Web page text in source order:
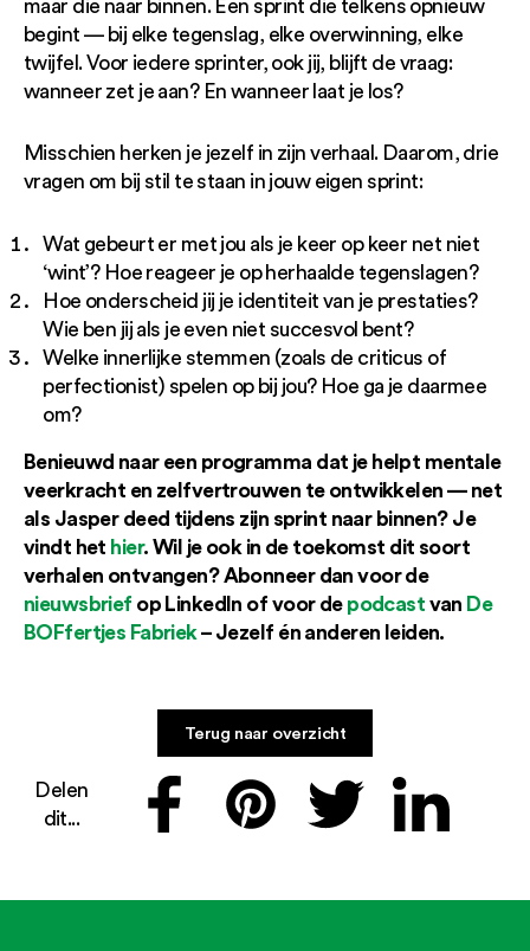
begint — bij elke tegenslag, elke overwinning, elke
twijfel. Voor iedere sprinter, ook jij, blijft de vraag:
wanneer zet je aan? En wanneer laat je los?
Misschien herken je jezelf in zijn verhaal. Daarom, drie
vragen om bij stil te staan in jouw eigen sprint:
Wat gebeurt er met jou als je keer op keer net niet
‘wint’? Hoe reageer je op herhaalde tegenslagen?
Hoe onderscheid jij je identiteit van je prestaties?
Wie ben jij als je even niet succesvol bent?
Welke innerlijke stemmen (zoals de criticus of
perfectionist) spelen op bij jou? Hoe ga je daarmee
om?
Benieuwd naar een programma dat je helpt mentale
veerkracht en zelfvertrouwen te ontwikkelen — net
als Jasper deed tijdens zijn sprint naar binnen? Je
vindt het hier. Wil je ook in de toekomst dit soort
verhalen ontvangen? Abonneer dan voor de
nieuwsbrief op LinkedIn of voor depodcastvan De
BOFfertjes Fabriek– Jezelf én anderen leiden.
Terug naar overzicht
Delen
dit...